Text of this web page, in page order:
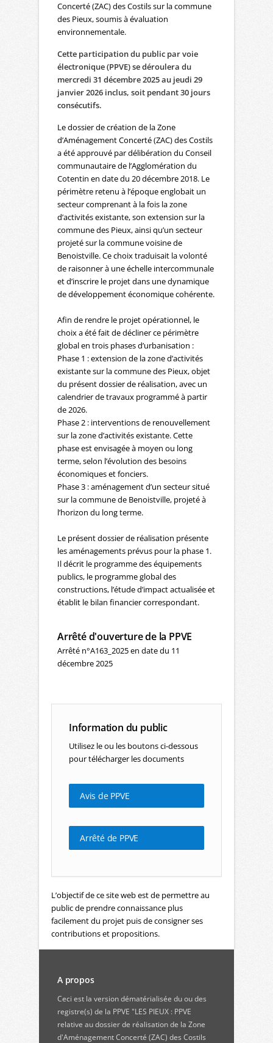
Concerté (ZAC) des Costils sur la commune
des Pieux, soumis à évaluation
environnementale.
Cette participation du public par voie
électronique (PPVE) se déroulera du
mercredi 31 décembre 2025 au jeudi 29
janvier 2026 inclus, soit pendant 30 jours
consécutifs.
Le dossier de création de la Zone
d’Aménagement Concerté (ZAC) des Costils
a été approuvé par délibération du Conseil
communautaire de l’Agglomération du
Cotentin en date du 20 décembre 2018. Le
périmètre retenu à l’époque englobait un
secteur comprenant à la fois la zone
d’activités existante, son extension sur la
commune des Pieux, ainsi qu’un secteur
projeté sur la commune voisine de
Benoistville. Ce choix traduisait la volonté
de raisonner à une échelle intercommunale
et d’inscrire le projet dans une dynamique
de développement économique cohérente.
Afin de rendre le projet opérationnel, le
choix a été fait de décliner ce périmètre
global en trois phases d’urbanisation :
Phase 1 : extension de la zone d’activités
existante sur la commune des Pieux, objet
du présent dossier de réalisation, avec un
calendrier de travaux programmé à partir
de 2026.
Phase 2 : interventions de renouvellement
sur la zone d’activités existante. Cette
phase est envisagée à moyen ou long
terme, selon l’évolution des besoins
économiques et fonciers.
Phase 3 : aménagement d’un secteur situé
sur la commune de Benoistville, projeté à
l’horizon du long terme.
Le présent dossier de réalisation présente
les aménagements prévus pour la phase 1.
Il décrit le programme des équipements
publics, le programme global des
constructions, l’étude d’impact actualisée et
établit le bilan financier correspondant.
Arrêté d'ouverture de la PPVE
Arrêté n°A163_2025 en date du 11
décembre 2025
Information du public
Utilisez le ou les boutons ci-dessous
pour télécharger les documents
Avis de PPVE
Arrêté de PPVE
L’objectif de ce site web est de permettre au
public de prendre connaissance plus
facilement du projet puis de consigner ses
contributions et propositions.
A propos
Ceci est la version dématérialisée du ou des
registre(s) de la PPVE "LES PIEUX : PPVE
relative au dossier de réalisation de la Zone
d'Aménagement Concerté (ZAC) des Costils